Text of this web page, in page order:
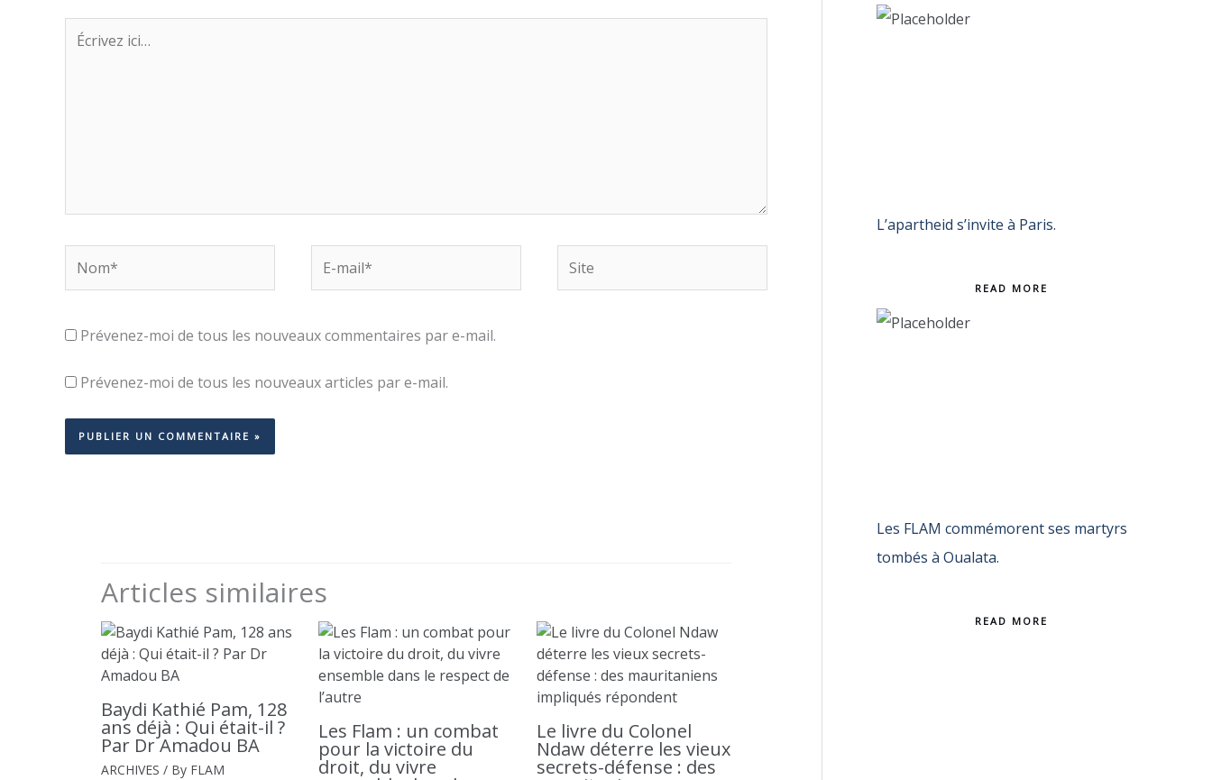
Écrivez
ici…
mail*
Prévenez-moi de tous les nouveaux commentaires par e-mail.
Prévenez-moi de tous les nouveaux articles par e-mail.
Articles similaires
Baydi Kathié Pam, 128
ans déjà : Qui était-il ?
Par Dr Amadou BA
ARCHIVES / By FLAM
Les Flam : un combat
pour la victoire du
droit, du vivre
Le livre du Colonel
Ndaw déterre les vieux
secrets-défense : des
L’apartheid s’invite à Paris.
READ MORE
Les FLAM commémorent ses martyrs
tombés à Oualata.
READ MORE